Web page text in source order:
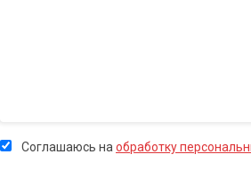
Соглашаюсь наобработку